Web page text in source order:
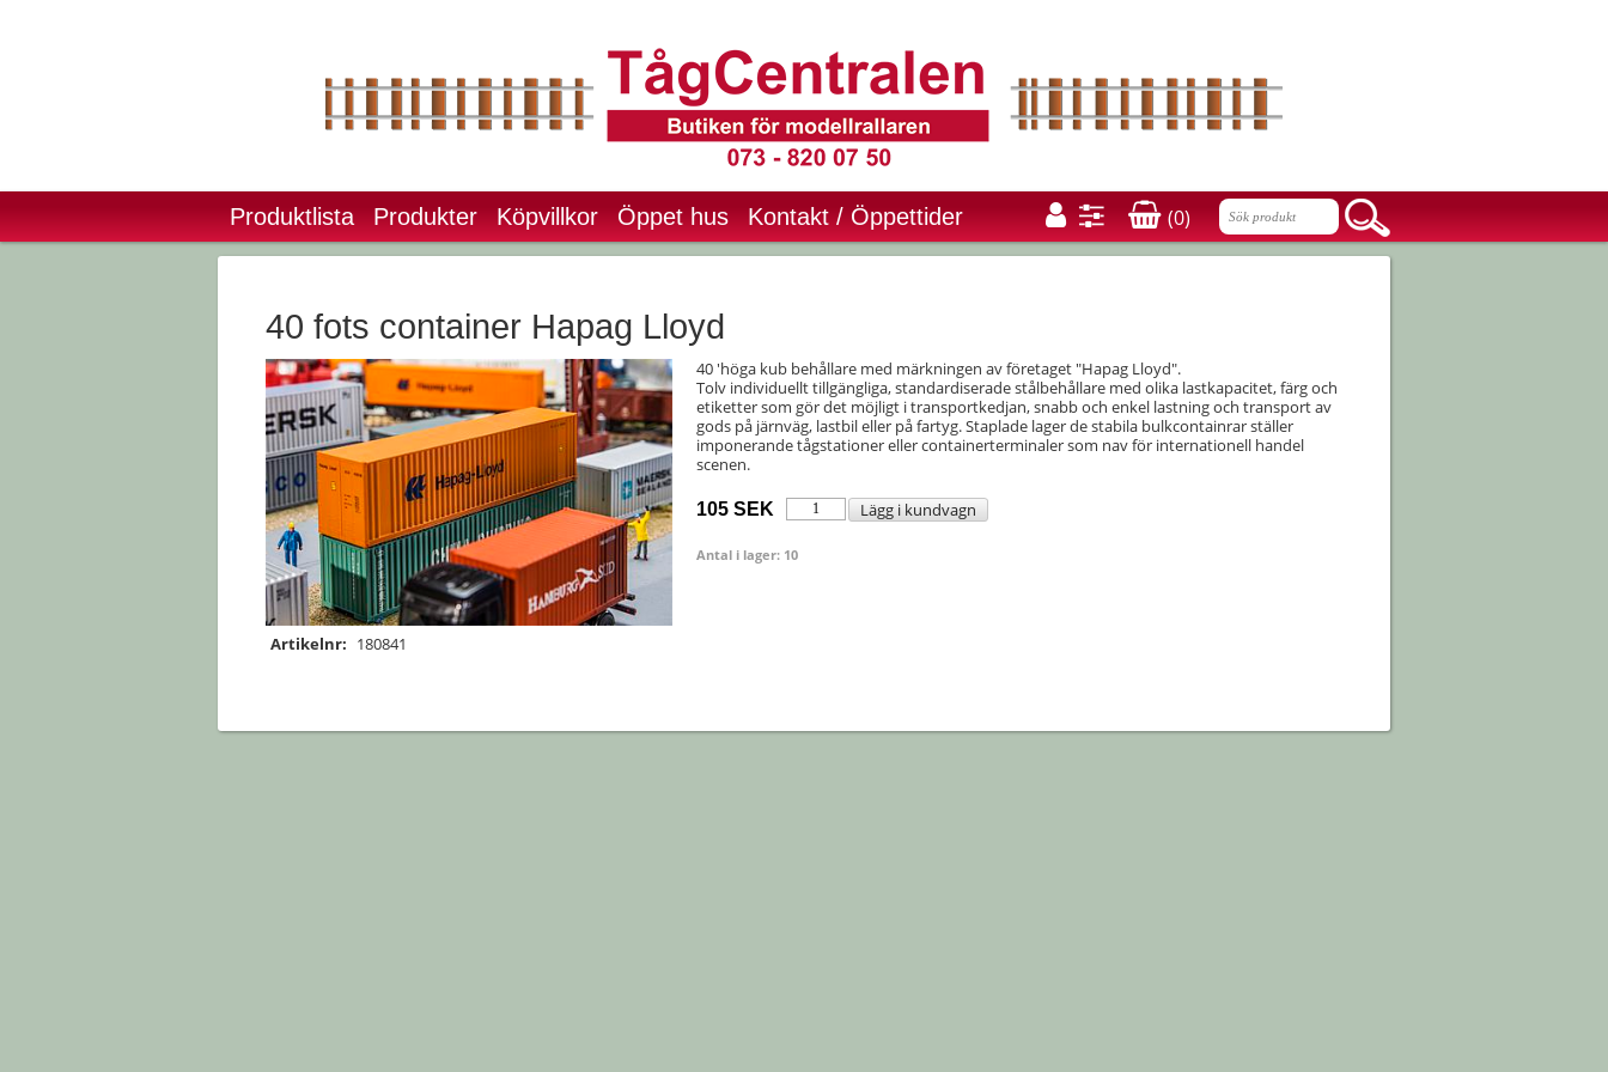
Produktlista Produkter Köpvillkor Öppet hus Kontakt / Öppettider (0)
40 fots container Hapag Lloyd
Artikelnr: 180841
40 'höga kub behållare med märkningen av företaget "Hapag Lloyd".
Tolv individuellt tillgängliga, standardiserade stålbehållare med olika lastkapacitet, färg och
etiketter som gör det möjligt i transportkedjan, snabb och enkel lastning och transport av
gods på järnväg, lastbil eller på fartyg. Staplade lager de stabila bulkcontainrar ställer
imponerande tågstationer eller containerterminaler som nav för internationell handel
scenen.
105 SEK Lägg i kundvagn
Antal i lager: 10